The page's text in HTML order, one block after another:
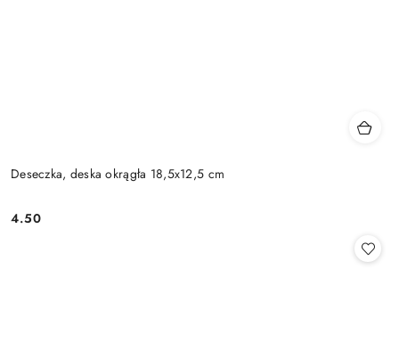
Deseczka, deska okrągła 18,5x12,5 cm
Cena:
4.50